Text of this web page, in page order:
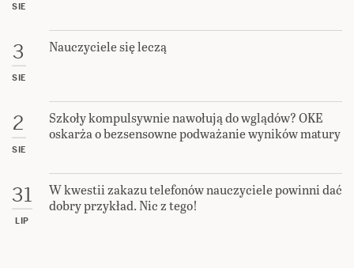
SIE
3
SIE
Nauczyciele się leczą
2
SIE
Szkoły kompulsywnie nawołują do wglądów? OKE
oskarża o bezsensowne podważanie wyników matury
31
LIP
W kwestii zakazu telefonów nauczyciele powinni dać
dobry przykład. Nic z tego!